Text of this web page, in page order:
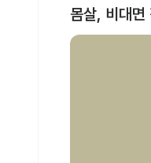
몸살, 비대면